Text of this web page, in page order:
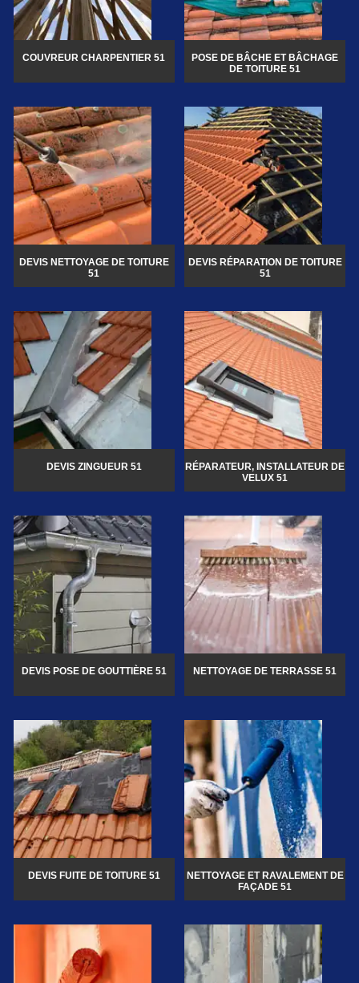
COUVREUR CHARPENTIER 51
POSE DE BÂCHE ET BÂCHAGE
DE TOITURE 51
DEVIS NETTOYAGE DE TOITURE
51
DEVIS RÉPARATION DE TOITURE
51
DEVIS ZINGUEUR 51
RÉPARATEUR, INSTALLATEUR DE
VELUX 51
DEVIS POSE DE GOUTTIÈRE 51 NETTOYAGE DE TERRASSE 51
DEVIS FUITE DE TOITURE 51
NETTOYAGE ET RAVALEMENT DE
FAÇADE 51